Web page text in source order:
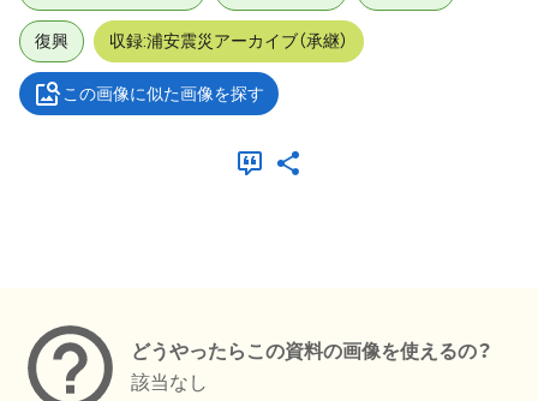
復興 収録:浦安震災アーカイブ（承継）
この画像に似た画像を探す
どうやったらこの資料の画像を使えるの？
該当なし